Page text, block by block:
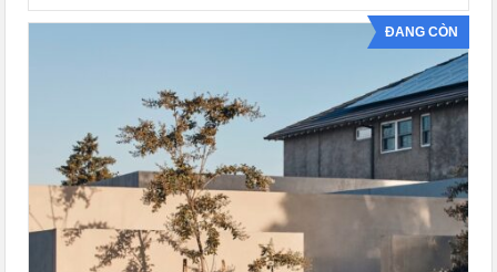
ĐANG CÒN